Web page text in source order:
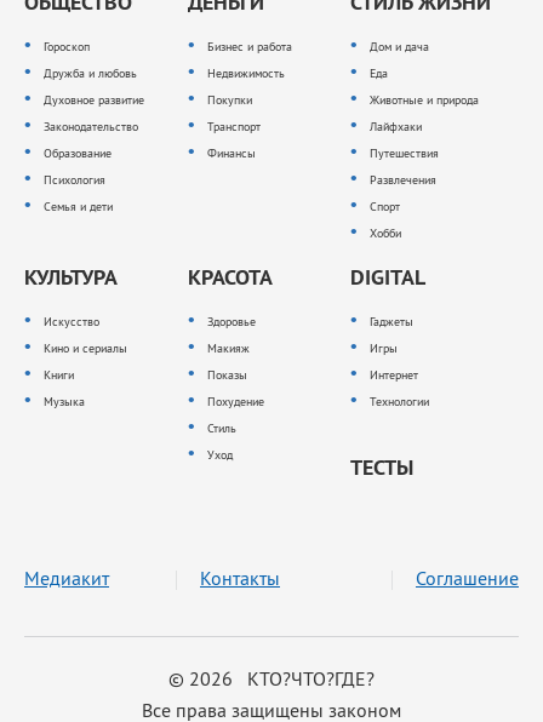
Гороскоп
Дружба и любовь
Духовное развитие
Законодательство
Образование
Психология
Семья и дети
Бизнес и работа
Недвижимость
Покупки
Транспорт
Финансы
Дом и дача
Еда
Животные и природа
Лайфхаки
Путешествия
Развлечения
Спорт
Хобби
КУЛЬТУРА
Искусство
Кино и сериалы
Книги
Музыка
КРАСОТА
Здоровье
Макияж
Показы
Похудение
Стиль
Уход
DIGITAL
Гаджеты
Игры
Интернет
Технологии
ТЕСТЫ
© 2026 КТО?ЧТО?ГДЕ?
Все права защищены законом
Медиакит Контакты Соглашение